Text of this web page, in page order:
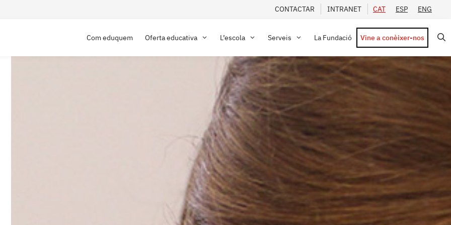
CONTACTAR INTRANET CAT ESP ENG
Com eduquem Oferta educativa L’escola Serveis La Fundació Vine a conèixer-nos